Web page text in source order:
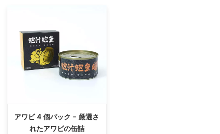
アワビ 4 個パック - 厳選さ
れたアワビの缶詰